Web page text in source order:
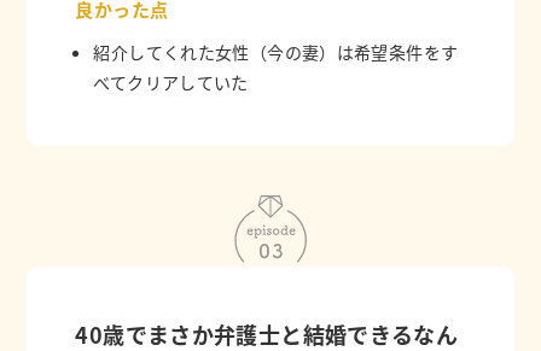
良かった点
紹介してくれた女性（今の妻）は希望条件をす
べてクリアしていた
40歳でまさか弁護士と結婚できるなん